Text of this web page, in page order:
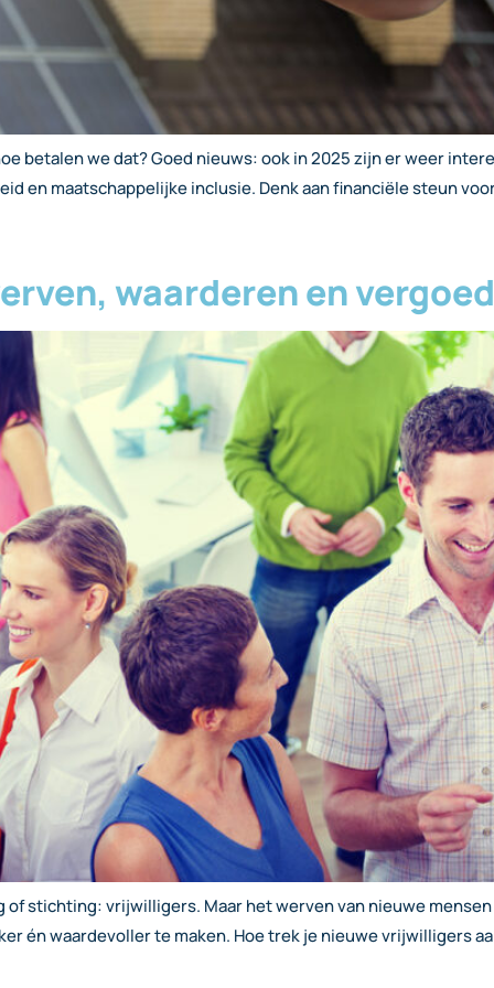
betalen we dat? Goed nieuws: ook in 2025 zijn er weer
en maatschappelijke inclusie. Denk aan financiële steun
waarderen en
stichting: vrijwilligers. Maar het werven van nieuwe
én waardevoller te maken. Hoe trek je nieuwe vrijwilligers